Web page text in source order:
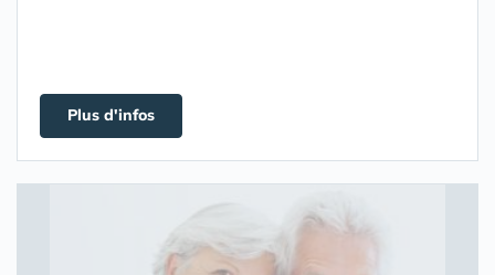
Plus d'infos